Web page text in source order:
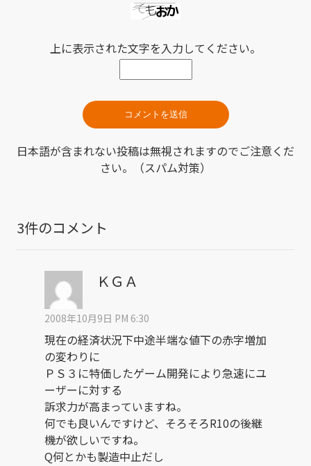
上に表示された文字を入力してください。
日本語が含まれない投稿は無視されますのでご注意くだ
さい。（スパム対策）
3件のコメント
ＫＧＡ
2008年10月9日 PM 6:30
現在の経済状況下中途半端な値下の赤字増加
の変わりに
ＰＳ３に特価したゲーム開発により急速にユ
ーザーに対する
訴求力が高まっていますね。
何でも良いんですけど、そろそろR10の後継
機が欲しいですね。
Q何とかも製造中止だし